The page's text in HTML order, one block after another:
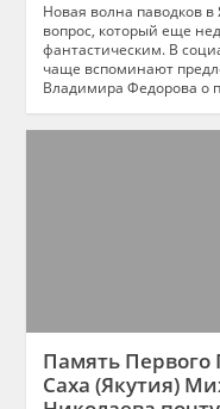
Новая волна паводков
вопрос, который еще
фантастическим. В
чаще вспоминают
Владимира Федорова о
Память Первого
Саха (Якутия)